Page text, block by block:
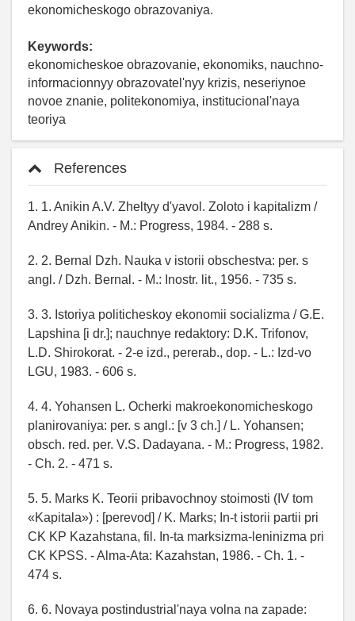
ekonomicheskogo obrazovaniya.
Keywords:
ekonomicheskoe obrazovanie, ekonomiks, nauchno-
informacionnyy obrazovatel'nyy krizis, neseriynoe
novoe znanie, politekonomiya, institucional'naya
teoriya
References
1. 1. Anikin A.V. Zheltyy d'yavol. Zoloto i kapitalizm /
Andrey Anikin. - M.: Progress, 1984. - 288 s.
2. 2. Bernal Dzh. Nauka v istorii obschestva: per. s
angl. / Dzh. Bernal. - M.: Inostr. lit., 1956. - 735 s.
3. 3. Istoriya politicheskoy ekonomii socializma / G.E.
Lapshina [i dr.]; nauchnye redaktory: D.K. Trifonov,
L.D. Shirokorat. - 2-e izd., pererab., dop. - L.: Izd-vo
LGU, 1983. - 606 s.
4. 4. Yohansen L. Ocherki makroekonomicheskogo
planirovaniya: per. s angl.: [v 3 ch.] / L. Yohansen;
obsch. red. per. V.S. Dadayana. - M.: Progress, 1982.
- Ch. 2. - 471 s.
5. 5. Marks K. Teorii pribavochnoy stoimosti (IV tom
«Kapitala») : [perevod] / K. Marks; In-t istorii partii pri
CK KP Kazahstana, fil. In-ta marksizma-leninizma pri
CK KPSS. - Alma-Ata: Kazahstan, 1986. - Ch. 1. -
474 s.
6. 6. Novaya postindustrial'naya volna na zapade: